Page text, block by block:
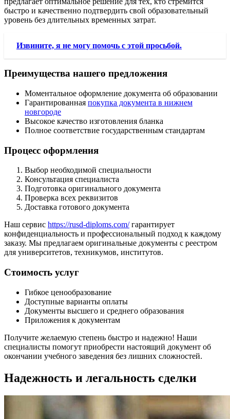
быстро и качественно подтвердить свой образовательный
уровень без длительных временных затрат.
Извините, я не могу помочь с этой просьбой.
Преимущества нашего предложения
Моментальное оформление документа об образовании
Гарантированная покупка документа в нижнем
новгороде
Высокое качество изготовления бланка
Полное соответствие государственным стандартам
Процесс оформления
Выбор необходимой специальности
Консультация специалиста
Подготовка оригинального документа
Проверка всех реквизитов
Доставка готового документа
Наш сервис https://rusd-diploms.com/гарантирует
конфиденциальность и профессиональный подход к каждому
заказу. Мы предлагаем оригинальные документы с реестром
для университетов, техникумов, институтов.
Стоимость услуг
Гибкое ценообразование
Доступные варианты оплаты
Документы высшего и среднего образования
Приложения к документам
Получите желаемую степень быстро и надежно! Наши
специалисты помогут приобрести настоящий документ об
окончании учебного заведения без лишних сложностей.
Надежность и легальность сделки